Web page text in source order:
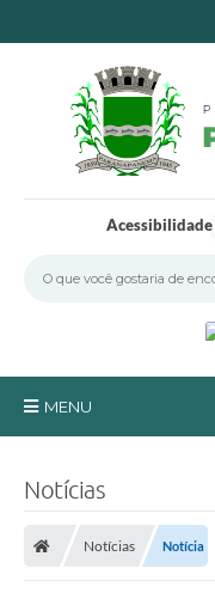
Acessibilidade
MENU
Notícias
Notícias Notícia